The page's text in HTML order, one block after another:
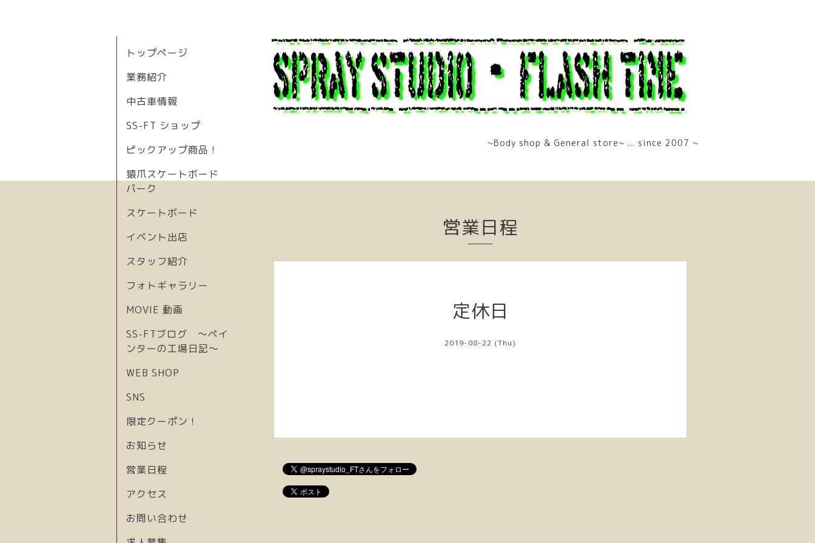
~Body shop & General store~ ... since 2007 ~
トップページ
業務紹介
中古車情報
SS-FT ショップ
ピックアップ商品！
猿爪スケートボード
パーク
スケートボード
イベント出店
スタッフ紹介
フォトギャラリー
MOVIE 動画
SS-FTブログ 〜ペイ
ンターの工場日記〜
WEB SHOP
SNS
限定クーポン！
お知らせ
営業日程
アクセス
お問い合わせ
営業日程
定休日
2019-08-22 (Thu)